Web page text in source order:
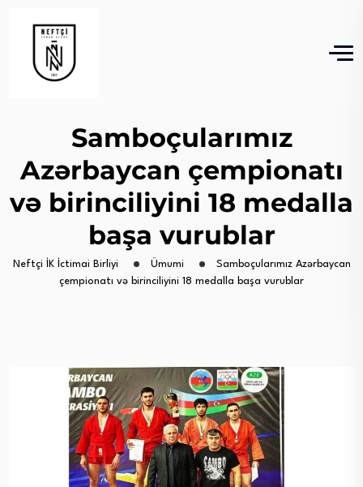
Samboçularımız
Azərbaycan çempionatı
və birinciliyini 18 medalla
başa vurublar
Neftçi İK İctimai Birliyi Ümumi
Samboçularımız Azərbaycan
çempionatı və birinciliyini 18 medalla başa vurublar